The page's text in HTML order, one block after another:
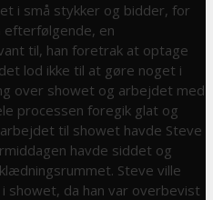
i små stykker og bidder, for
efterfølgende, en
til, han foretrak at optage
lod ikke til at gøre noget i
over showet og arbejdet med
processen foregik glat og
til showet havde Steve
havde siddet og
Steve ville
showet, da han var overbevist